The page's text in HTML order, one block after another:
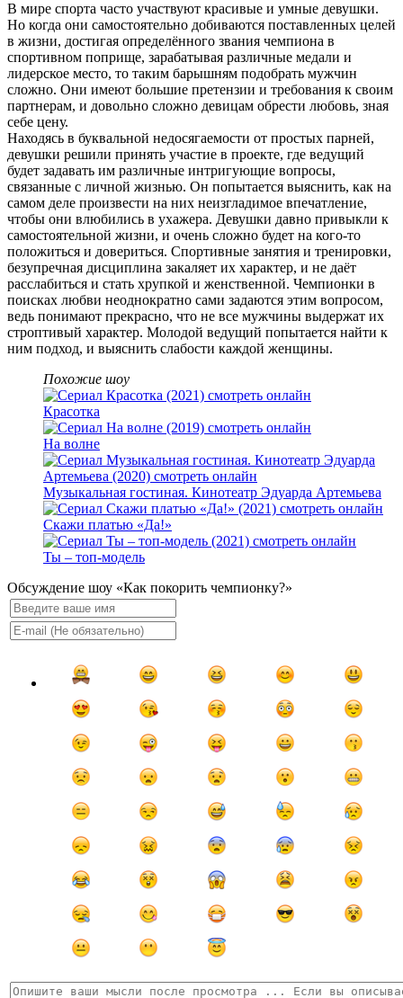
В мире спорта часто участвуют красивые и умные девушки.
Но когда они самостоятельно добиваются поставленных целей
в жизни, достигая определённого звания чемпиона в
спортивном поприще, зарабатывая различные медали и
лидерское место, то таким барышням подобрать мужчин
сложно. Они имеют большие претензии и требования к своим
партнерам, и довольно сложно девицам обрести любовь, зная
себе цену.
Находясь в буквальной недосягаемости от простых парней,
девушки решили принять участие в проекте, где ведущий
будет задавать им различные интригующие вопросы,
связанные с личной жизнью. Он попытается выяснить, как на
самом деле произвести на них неизгладимое впечатление,
чтобы они влюбились в ухажера. Девушки давно привыкли к
самостоятельной жизни, и очень сложно будет на кого-то
положиться и довериться. Спортивные занятия и тренировки,
безупречная дисциплина закаляет их характер, и не даёт
расслабиться и стать хрупкой и женственной. Чемпионки в
поисках любви неоднократно сами задаются этим вопросом,
ведь понимают прекрасно, что не все мужчины выдержат их
строптивый характер. Молодой ведущий попытается найти к
ним подход, и выяснить слабости каждой женщины.
Похожие шоу
Красотка
На волне
Музыкальная гостиная. Кинотеатр Эдуарда Артемьева
Скажи платью «Да!»
Ты – топ-модель
Обсуждение шоу «Как покорить чемпионку?»